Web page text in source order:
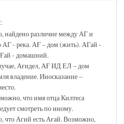
найдено различие между АГ и
- река. АҒ – дом (жить). АГай -
- домашний.
Ағидел, АҒ ИД ЕЛ – дом
владение. Иносказание –
что имя отца Килтеса
смотреть по иному.
что Агий есть Ағай. Возможно,